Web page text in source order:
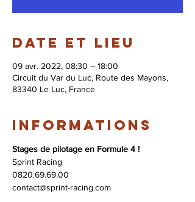
Date et lieu
09 avr. 2022, 08:30 – 18:00
Circuit du Var du Luc, Route des Mayons,
83340 Le Luc, France
Informations
Stages de pilotage en Formule 4 !
Sprint Racing
0820.69.69.00
contact@sprint-racing.com